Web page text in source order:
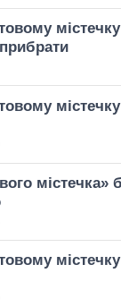
містечка»